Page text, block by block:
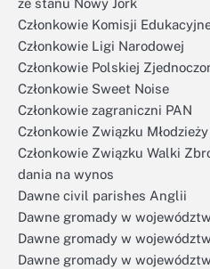
ze stanu Nowy Jork
Członkowie Komisji
Członkowie Ligi Narodowej
Członkowie Polskiej
Członkowie Sweet Noise
Członkowie zagraniczni PAN
Członkowie Związku
Członkowie Związku Walki
dania na wynos
Dawne civil parishes Anglii
Dawne gromady w
Dawne gromady w
Dawne gromady w